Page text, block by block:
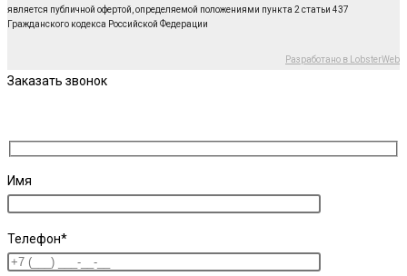
является публичной офертой, определяемой положениями пункта 2 статьи 437
Гражданского кодекса Российской Федерации
Разработано в LobsterWeb
Заказать звонок
Имя
Телефон*